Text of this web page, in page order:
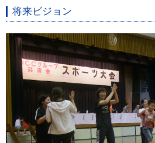
将来ビジョン